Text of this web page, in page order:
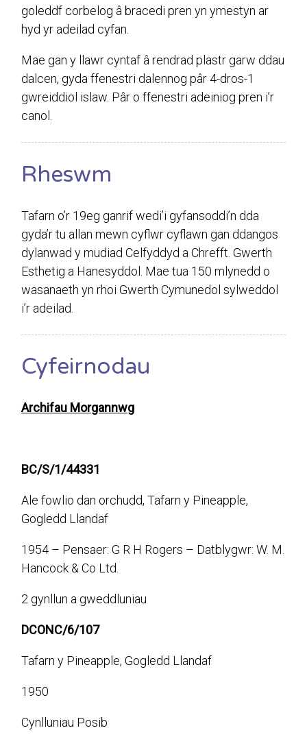
goleddf corbelog â bracedi pren yn ymestyn ar
hyd yr adeilad cyfan.
Mae gan y llawr cyntaf â rendrad plastr garw ddau
dalcen, gyda ffenestri dalennog pâr 4-dros-1
gwreiddiol islaw. Pâr o ffenestri adeiniog pren i’r
canol.
Rheswm
Tafarn o’r 19eg ganrif wedi’i gyfansoddi’n dda
gyda’r tu allan mewn cyflwr cyflawn gan ddangos
dylanwad y mudiad Celfyddyd a Chrefft. Gwerth
Esthetig a Hanesyddol. Mae tua 150 mlynedd o
wasanaeth yn rhoi Gwerth Cymunedol sylweddol
i’r adeilad.
Cyfeirnodau
Archifau Morgannwg
BC/S/1/44331
Ale fowlio dan orchudd, Tafarn y Pineapple,
Gogledd Llandaf
1954 – Pensaer: G R H Rogers – Datblygwr: W. M.
Hancock & Co Ltd.
2 gynllun a gweddluniau
DCONC/6/107
Tafarn y Pineapple, Gogledd Llandaf
1950
Cynlluniau Posib